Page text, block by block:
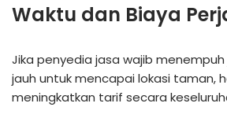
Waktu dan Biaya
Jika penyedia jasa wajib
jauh untuk mencapai lokasi taman,
meningkatkan tarif secara